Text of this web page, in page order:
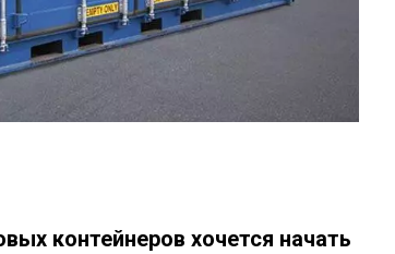
контейнеров хочется начать